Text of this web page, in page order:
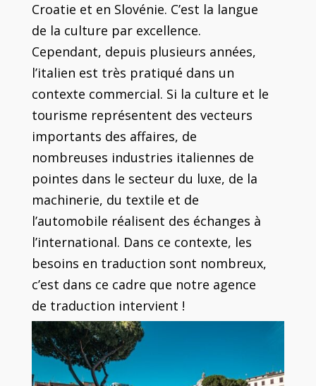
Croatie et en Slovénie. C’est la langue
de la culture par excellence.
Cependant, depuis plusieurs années,
l’italien est très pratiqué dans un
contexte commercial. Si la culture et le
tourisme représentent des vecteurs
importants des affaires, de
nombreuses industries italiennes de
pointes dans le secteur du luxe, de la
machinerie, du textile et de
l’automobile réalisent des échanges à
l’international. Dans ce contexte, les
besoins en traduction sont nombreux,
c’est dans ce cadre que notre agence
de traduction intervient !